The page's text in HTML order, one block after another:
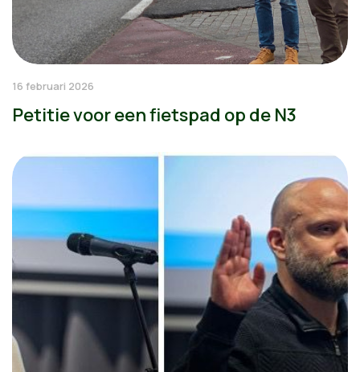
16 februari 2026
Petitie voor een fietspad op de N3